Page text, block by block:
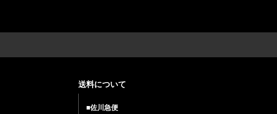
送料について
■佐川急便